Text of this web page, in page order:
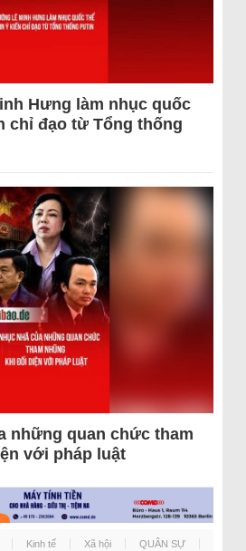
Hưng làm nhục quốc
chỉ đạo từ Tổng thống
những quan chức tham
với pháp luật
Kinh tế Xã hội QUÂN SỰ